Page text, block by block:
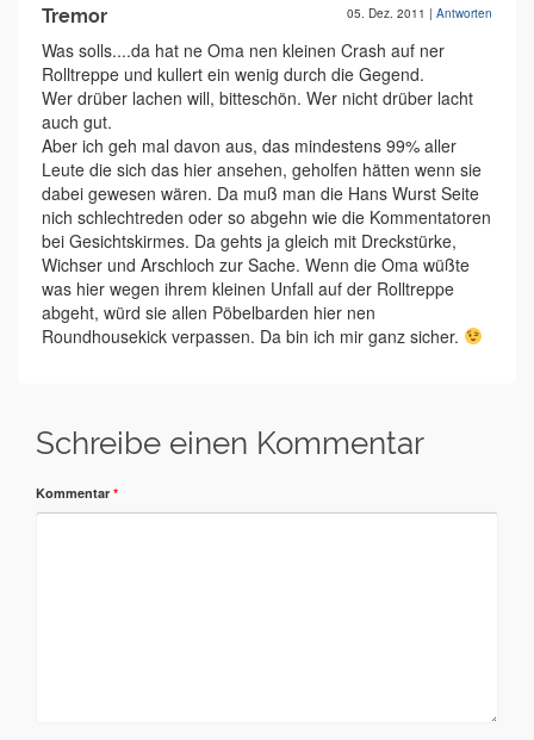
Tremor 05. Dez. 2011 | Antworten
Was solls....da hat ne Oma nen kleinen Crash auf ner
Rolltreppe und kullert ein wenig durch die Gegend.
Wer drüber lachen will, bitteschön. Wer nicht drüber lacht
auch gut.
Aber ich geh mal davon aus, das mindestens 99% aller
Leute die sich das hier ansehen, geholfen hätten wenn sie
dabei gewesen wären. Da muß man die Hans Wurst Seite
nich schlechtreden oder so abgehn wie die Kommentatoren
bei Gesichtskirmes. Da gehts ja gleich mit Dreckstürke,
Wichser und Arschloch zur Sache. Wenn die Oma wüßte
was hier wegen ihrem kleinen Unfall auf der Rolltreppe
abgeht, würd sie allen Pöbelbarden hier nen
Roundhousekick verpassen. Da bin ich mir ganz sicher.
Schreibe einen Kommentar
Kommentar *